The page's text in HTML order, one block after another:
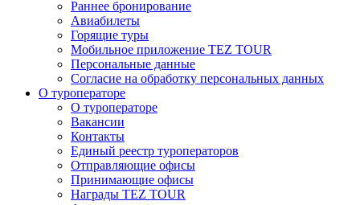
Раннее бронирование
Авиабилеты
Горящие туры
Мобильное приложение TEZ TOUR
Персональные данные
Согласие на обработку персональных данных
О туроператоре
О туроператоре
Вакансии
Контакты
Единый реестр туроператоров
Отправляющие офисы
Принимающие офисы
Награды TEZ TOUR